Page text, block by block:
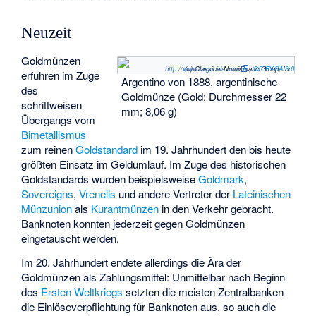
Neuzeit
(c) Classical Numismatic Group, Inc.
http://www.cngcoins.com ,CC BY-SA 3.0
Argentinovon 1888, argentinische
Goldmünze (Gold; Durchmesser 22
mm; 8,06 g)
Goldmünzen
erfuhren im Zuge
des
schrittweisen
Übergangs vom
Bimetallismus
zum reinenGoldstandard im 19. Jahrhundert den bis heute
größten Einsatz im Geldumlauf. Im Zuge des historischen
Goldstandards wurden beispielsweiseGoldmark,
Sovereigns,Vrenelis und andere Vertreter der Lateinischen
Münzunionals Kurantmünzen in den Verkehr gebracht.
Banknoten konnten jederzeit gegen Goldmünzen
eingetauscht werden.
Im 20. Jahrhundert endete allerdings die Ära der
Goldmünzen als Zahlungsmittel: Unmittelbar nach Beginn
des Ersten Weltkriegs setzten die meisten Zentralbanken
die Einlöseverpflichtung für Banknoten aus, so auch die